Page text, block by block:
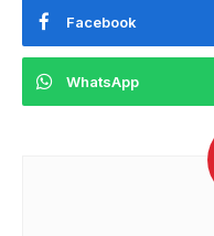
Facebook
WhatsApp